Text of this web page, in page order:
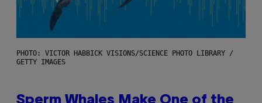
PHOTO: VICTOR HABBICK VISIONS/SCIENCE PHOTO LIBRARY /
GETTY IMAGES